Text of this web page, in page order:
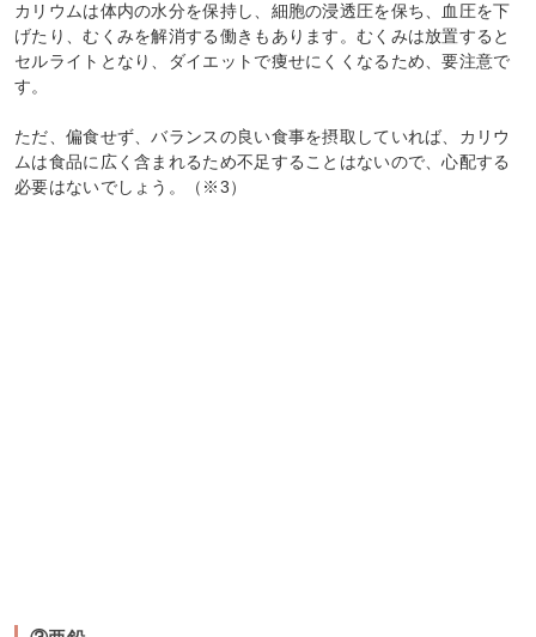
カリウムは体内の水分を保持し、細胞の浸透圧を保ち、血圧を下
げたり、むくみを解消する働きもあります。むくみは放置すると
セルライトとなり、ダイエットで痩せにくくなるため、要注意で
す。
ただ、偏食せず、バランスの良い食事を摂取していれば、カリウ
ムは食品に広く含まれるため不足することはないので、心配する
必要はないでしょう。（※3）